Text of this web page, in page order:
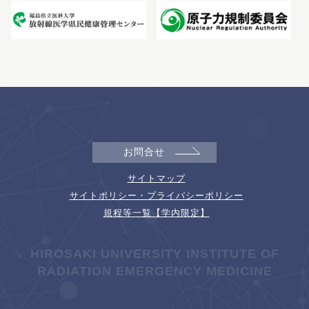
お問合せ
サイトマップ
サイトポリシー・プライバシーポリシー
規程等一覧【学内限定】
HIROSAKI UNIVERSITY INSTITUTE OF
RADIATION EMERGENCY MEDICINE